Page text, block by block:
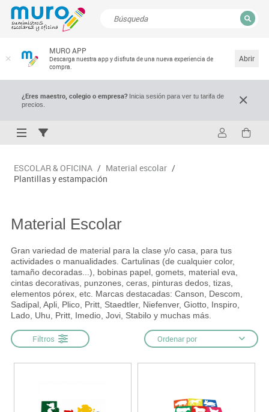
MURO APP
Descarga nuestra app y disfruta de una nueva experiencia de
compra.
Abrir
¿Eres maestro, colegio o empresa?Inicia sesión para ver tu tarifa de
precios.
ESCOLAR & OFICINA / Material escolar /
Plantillas y estampación
Material Escolar
Gran variedad de material para la clase y/o casa, para tus
actividades o manualidades. Cartulinas (de cualquier color,
tamaño decoradas...), bobinas papel, gomets, material eva,
cintas decorativas, punzones, ceras, pinturas dedos, tizas,
elementos pórex, etc. Marcas destacadas: Canson, Descom,
Sadipal, Apli, Plico, Pritt, Staedtler, Niefenver, Giotto, Inspiro,
Lado, Uhu, Pritt, Imedio, Jovi, Stabilo y muchas más.
Filtros Ordenar por